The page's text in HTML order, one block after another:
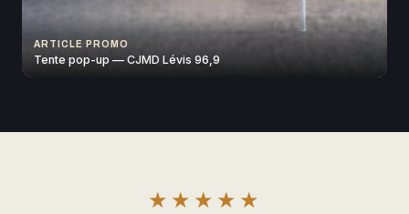
ARTICLE PROMO
Tente pop-up — CJMD Lévis 96,9
★★★★★